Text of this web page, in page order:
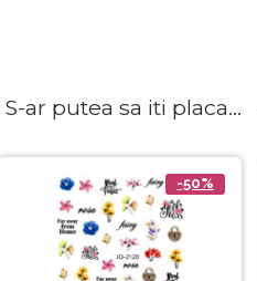
S-ar putea sa iti placa...
-50%